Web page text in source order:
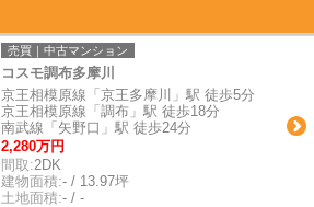
売買｜中古マンション
コスモ調布多摩川
京王相模原線「京王多摩川」駅 徒歩5分
京王相模原線「調布」駅 徒歩18分
南武線「矢野口」駅 徒歩24分
2,280万円
間取:2DK
建物面積:- / 13.97坪
土地面積:- / -